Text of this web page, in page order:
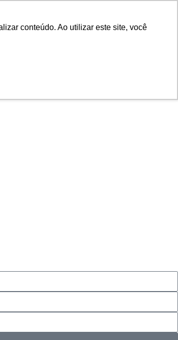
conteúdo. Ao utilizar este site, você